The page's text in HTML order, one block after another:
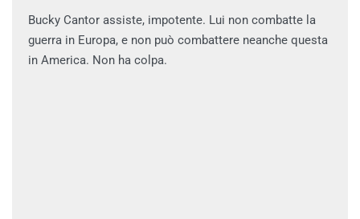
Bucky Cantor assiste, impotente. Lui non combatte la
guerra in Europa, e non può combattere neanche questa
in America. Non ha colpa.